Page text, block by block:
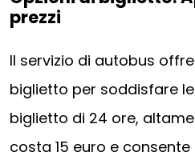
prezzi
Il servizio di autobus
biglietto per soddisfare
biglietto di 24 ore,
costa 15 euro e